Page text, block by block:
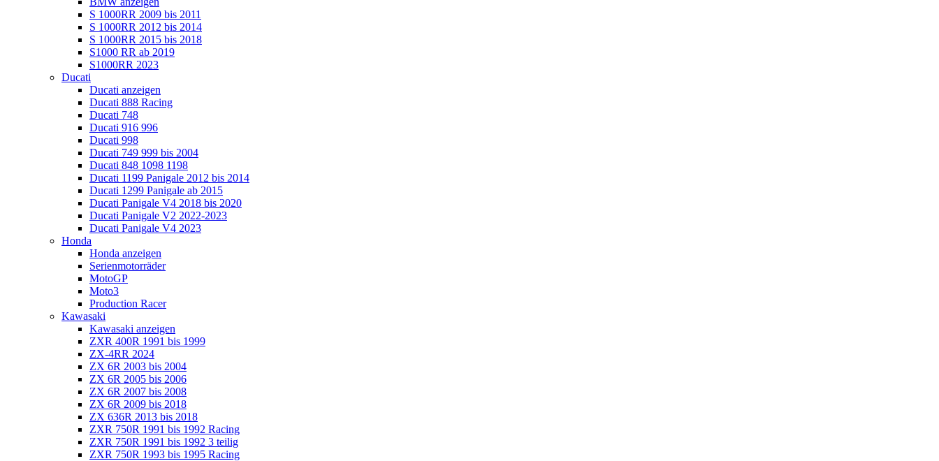
S 1000RR 2009 bis 2011
S 1000RR 2012 bis 2014
S 1000RR 2015 bis 2018
S1000 RR ab 2019
S1000RR 2023
Ducati
Ducati anzeigen
Ducati 888 Racing
Ducati 748
Ducati 916 996
Ducati 998
Ducati 749 999 bis 2004
Ducati 848 1098 1198
Ducati 1199 Panigale 2012 bis 2014
Ducati 1299 Panigale ab 2015
Ducati Panigale V4 2018 bis 2020
Ducati Panigale V2 2022-2023
Ducati Panigale V4 2023
Honda
Honda anzeigen
Serienmotorräder
MotoGP
Moto3
Production Racer
Kawasaki
Kawasaki anzeigen
ZXR 400R 1991 bis 1999
ZX-4RR 2024
ZX 6R 2003 bis 2004
ZX 6R 2005 bis 2006
ZX 6R 2007 bis 2008
ZX 6R 2009 bis 2018
ZX 636R 2013 bis 2018
ZXR 750R 1991 bis 1992 Racing
ZXR 750R 1991 bis 1992 3 teilig
ZXR 750R 1993 bis 1995 Racing